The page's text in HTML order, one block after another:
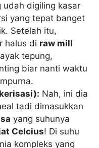
udah digiling kasar
yang tepat banget
Setelah itu,
halus di raw mill
tepung,
biar nanti waktu
Nah, ini dia
tadi dimasukkan
yang suhunya
Celcius! Di suhu
kompleks yang